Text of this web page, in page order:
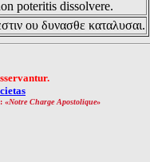
poteritis dissolvere.
ου δυνασθε καταλυσαι.
«Notre Charge Apostolique»